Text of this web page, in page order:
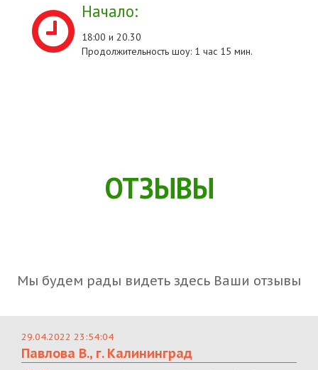
Начало:
18:00 и 20.30
Продолжительность шоу: 1 час 15 мин.
ОТЗЫВЫ
Мы будем рады видеть здесь Ваши отзывы
29.04.2022 23:54:04
Павлова В., г. Калининград